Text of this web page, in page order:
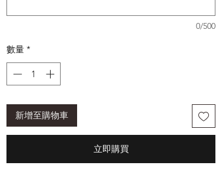
0/500
數量 *
新增至購物車
立即購買